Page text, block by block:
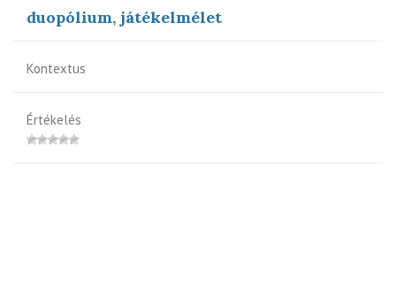
duopólium, játékelmélet
Kontextus
Értékelés